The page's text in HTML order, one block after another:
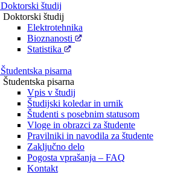
Doktorski študij
Doktorski študij
Elektrotehnika
Bioznanosti
Statistika
Študentska pisarna
Študentska pisarna
Vpis v študij
Študijski koledar in urnik
Študenti s posebnim statusom
Vloge in obrazci za študente
Pravilniki in navodila za študente
Zaključno delo
Pogosta vprašanja – FAQ
Kontakt